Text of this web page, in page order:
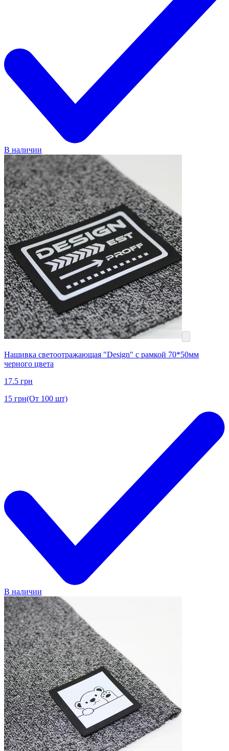
В наличии
Нашивка светоотражающая "Design" с рамкой 70*50мм
черного цвета
17.5 грн
15 грн(От 100 шт)
В наличии